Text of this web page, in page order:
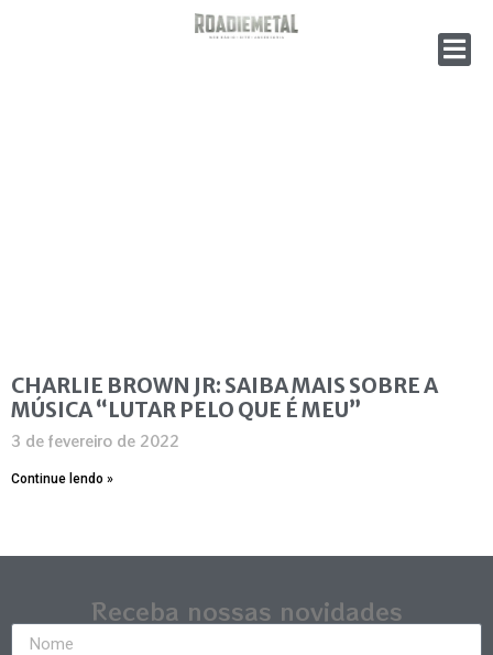
CHARLIE BROWN JR: SAIBA MAIS SOBRE A
MÚSICA “LUTAR PELO QUE É MEU”
3 de fevereiro de 2022
Continue lendo »
Receba nossas novidades